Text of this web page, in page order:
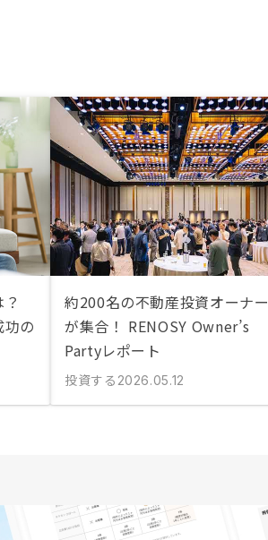
の
約200名の不動産投資オーナー
が集合！ RENOSY Owner’s
Partyレポート
投資する 2026.05.12